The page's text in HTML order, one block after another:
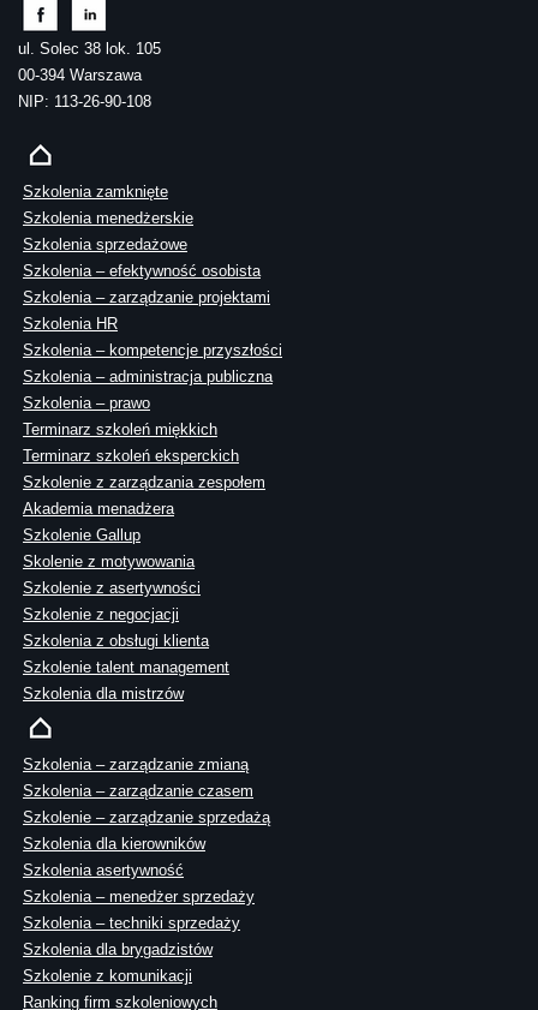
ul. Solec 38 lok. 105
00-394 Warszawa
NIP: 113-26-90-108
Szkolenia zamknięte
Szkolenia menedżerskie
Szkolenia sprzedażowe
Szkolenia – efektywność osobista
Szkolenia – zarządzanie projektami
Szkolenia HR
Szkolenia – kompetencje przyszłości
Szkolenia – administracja publiczna
Szkolenia – prawo
Terminarz szkoleń miękkich
Terminarz szkoleń eksperckich
Szkolenie z zarządzania zespołem
Akademia menadżera
Szkolenie Gallup
Skolenie z motywowania
Szkolenie z asertywności
Szkolenie z negocjacji
Szkolenia z obsługi klienta
Szkolenie talent management
Szkolenia dla mistrzów
Szkolenia – zarządzanie zmianą
Szkolenia – zarządzanie czasem
Szkolenie – zarządzanie sprzedażą
Szkolenia dla kierowników
Szkolenia asertywność
Szkolenia – menedżer sprzedaży
Szkolenia – techniki sprzedaży
Szkolenia dla brygadzistów
Szkolenie z komunikacji
Ranking firm szkoleniowych